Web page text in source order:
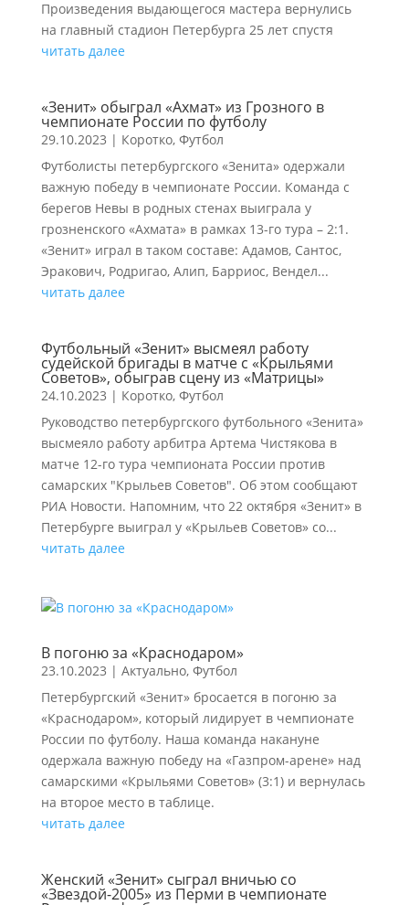
Произведения выдающегося мастера вернулись
на главный стадион Петербурга 25 лет спустя
читать далее
«Зенит» обыграл «Ахмат» из Грозного в
чемпионате России по футболу
29.10.2023 | Коротко, Футбол
Футболисты петербургского «Зенита» одержали
важную победу в чемпионате России. Команда с
берегов Невы в родных стенах выиграла у
грозненского «Ахмата» в рамках 13-го тура – 2:1.
«Зенит» играл в таком составе: Адамов, Сантос,
Эракович, Родригао, Алип, Барриос, Вендел...
читать далее
Футбольный «Зенит» высмеял работу
судейской бригады в матче с «Крыльями
Советов», обыграв сцену из «Матрицы»
24.10.2023 | Коротко, Футбол
Руководство петербургского футбольного «Зенита»
высмеяло работу арбитра Артема Чистякова в
матче 12-го тура чемпионата России против
самарских "Крыльев Советов". Об этом сообщают
РИА Новости. Напомним, что 22 октября «Зенит» в
Петербурге выиграл у «Крыльев Советов» со...
читать далее
В погоню за «Краснодаром»
23.10.2023 | Актуально, Футбол
Петербургский «Зенит» бросается в погоню за
«Краснодаром», который лидирует в чемпионате
России по футболу. Наша команда накануне
одержала важную победу на «Газпром-арене» над
самарскими «Крыльями Советов» (3:1) и вернулась
на второе место в таблице.
читать далее
Женский «Зенит» сыграл вничью со
«Звездой-2005» из Перми в чемпионате